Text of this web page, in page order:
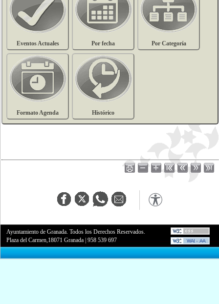
Eventos Actuales Por fecha Por Categoría
Formato Agenda Histórico
Ayuntamiento de Granada. Todos los Derechos Reservados.
Plaza del Carmen,18071 Granada |958 539 697